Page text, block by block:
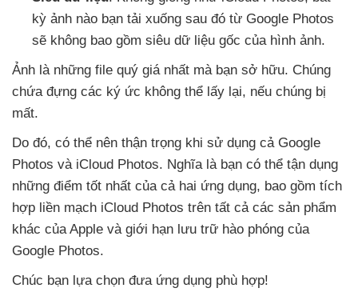
kỳ ảnh nào bạn tải xuống sau đó từ Google Photos
sẽ không bao gồm siêu dữ liệu gốc của hình ảnh.
Ảnh là những file quý giá nhất mà bạn sở hữu. Chúng
chứa đựng các ký ức không thể lấy lại, nếu chúng bị
mất.
Do đó, có thể nên thận trọng khi sử dụng cả Google
Photos và iCloud Photos. Nghĩa là bạn có thể tận dụng
những điểm tốt nhất của cả hai ứng dụng, bao gồm tích
hợp liền mạch iCloud Photos trên tất cả các sản phẩm
khác của Apple và giới hạn lưu trữ hào phóng của
Google Photos.
Chúc bạn lựa chọn đưa ứng dụng phù hợp!